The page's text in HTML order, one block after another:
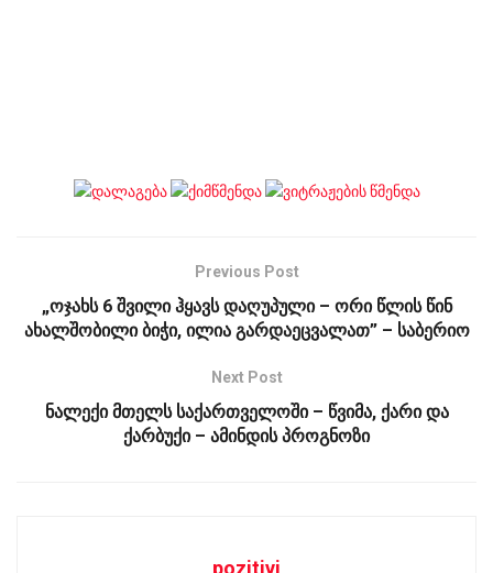
Previous Post
„ოჯახს 6 შვილი ჰყავს დაღუპული – ორი წლის წინ
ახალშობილი ბიჭი, ილია გარდაეცვალათ” – საბერიო
Next Post
ნალექი მთელს საქართველოში – წვიმა, ქარი და
ქარბუქი – ამინდის პროგნოზი
pozitivi